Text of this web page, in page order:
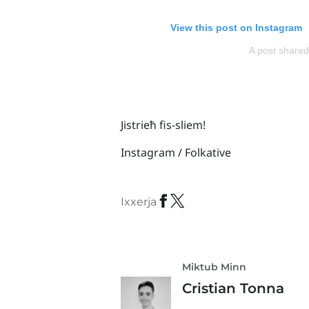
View this post on Instagram
A post
Jistrieħ fis-sliem!
Instagram / Folkative
Ixxerja
Miktub Minn
Cristian Tonna